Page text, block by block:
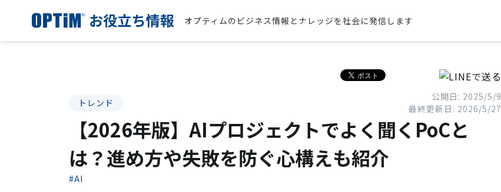
オプティムのビジネス情報とナレッジを社会に発信します
トレンド
公開日: 2025/5/9
最終更新日: 2026/5/27
【2026年版】AIプロジェクトでよく聞くPoCと
は？進め方や失敗を防ぐ心構えも紹介
#AI